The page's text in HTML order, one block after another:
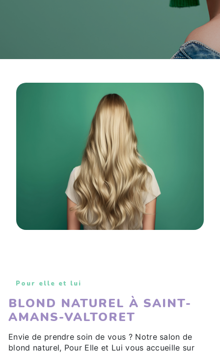
Pour elle et lui
BLOND NATUREL À SAINT-
AMANS-VALTORET
Envie de prendre soin de vous ? Notre salon de
blond naturel, Pour Elle et Lui vous accueille sur